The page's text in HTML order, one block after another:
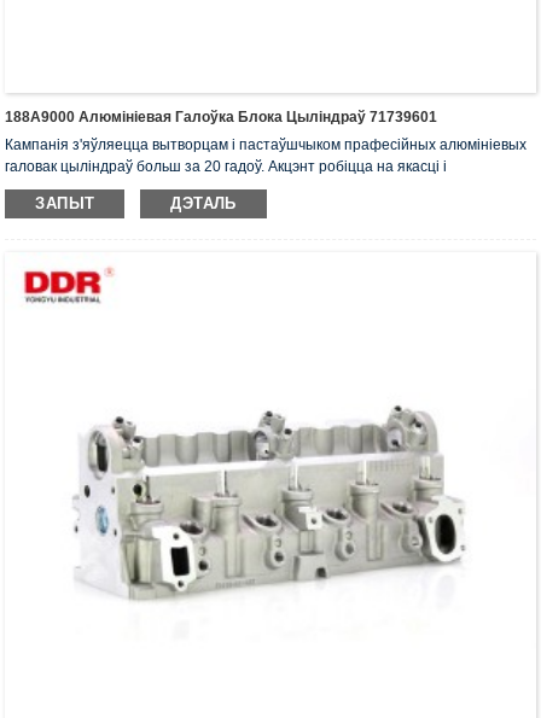
188A9000 Алюмініевая Галоўка Блока Цыліндраў 71739601
Кампанія з'яўляецца вытворцам і пастаўшчыком прафесійных алюмініевых
галовак цыліндраў больш за 20 гадоў. Акцэнт робіцца на якасці і
абслугоўванні. Галоўкі цыліндраў маюць сертыфікат ISO16949, «Галоўка
цыліндраў з высокай герметычнасцю», «Працяглы тэрмін службы галоўкі
ЗАПЫТ ДЭТАЛЬ